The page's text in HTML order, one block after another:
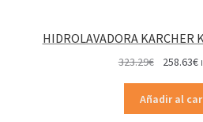
HIDROLAVADORA KARCHER
323.29€
original
era:
258.63€
Añadir al